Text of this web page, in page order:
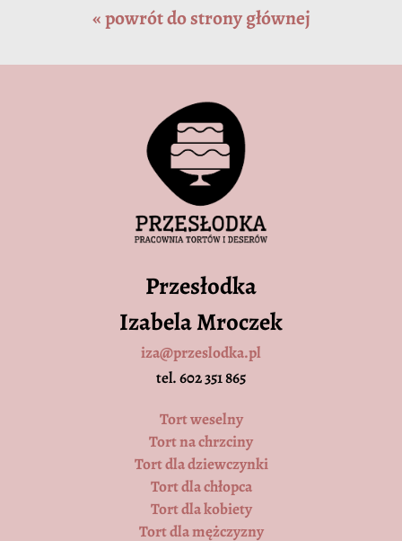
« powrót do strony głównej
Przesłodka
Izabela Mroczek
iza@przeslodka.pl
tel. 602 351 865
Tort weselny
Tort na chrzciny
Tort dla dziewczynki
Tort dla chłopca
Tort dla kobiety
Tort dla mężczyzny